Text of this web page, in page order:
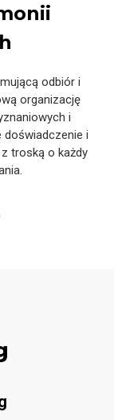
odbiór i
organizację
i
doświadczenie i
troską o każdy